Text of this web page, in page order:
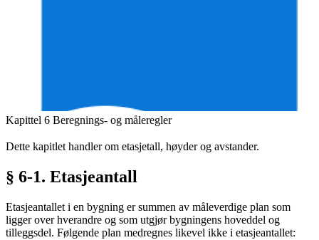
Kapittel 6 Beregnings- og måleregler
Dette kapitlet handler om etasjetall, høyder og avstander.
§ 6-1. Etasjeantall
Etasjeantallet i en bygning er summen av måleverdige plan som
ligger over hverandre og som utgjør bygningens hoveddel og
tilleggsdel. Følgende plan medregnes likevel ikke i etasjeantallet: